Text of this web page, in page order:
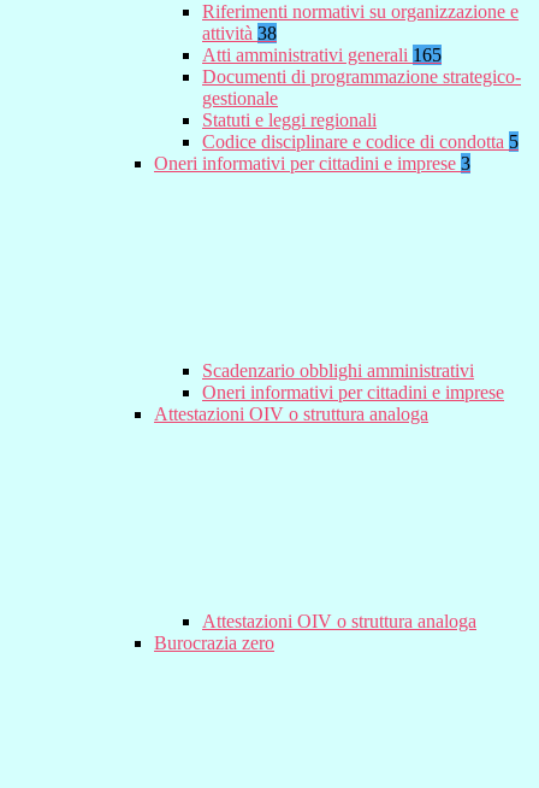
Riferimenti normativi su organizzazione e
attività 38
Atti amministrativi generali 165
Documenti di programmazione strategico-
gestionale
Statuti e leggi regionali
Codice disciplinare e codice di condotta 5
Oneri informativi per cittadini e imprese 3
Scadenzario obblighi amministrativi
Oneri informativi per cittadini e imprese
Attestazioni OIV o struttura analoga
Attestazioni OIV o struttura analoga
Burocrazia zero